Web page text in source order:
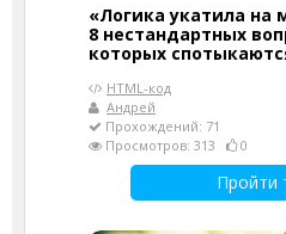
«Логика укатила на
8 нестандартных
которых
HTML-код
Андрей
Прохождений: 71
Просмотров: 313
0
Пройти